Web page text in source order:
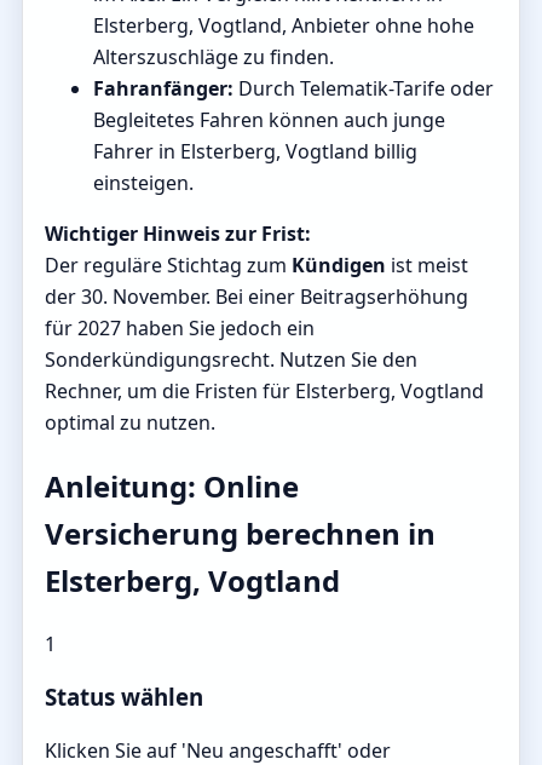
Elsterberg, Vogtland, Anbieter ohne hohe
Alterszuschläge zu finden.
Fahranfänger: Durch Telematik-Tarife oder
Begleitetes Fahren können auch junge
Fahrer in Elsterberg, Vogtland billig
einsteigen.
Wichtiger Hinweis zur Frist:
Der reguläre Stichtag zum Kündigen ist meist
der 30. November. Bei einer Beitragserhöhung
für 2027 haben Sie jedoch ein
Sonderkündigungsrecht. Nutzen Sie den
Rechner, um die Fristen für Elsterberg, Vogtland
optimal zu nutzen.
Anleitung: Online
Versicherung berechnen in
Elsterberg, Vogtland
1
Status wählen
Klicken Sie auf 'Neu angeschafft' oder